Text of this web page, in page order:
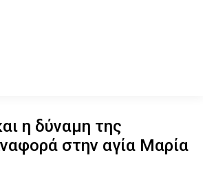
η δύναμη της
στην αγία Μαρία